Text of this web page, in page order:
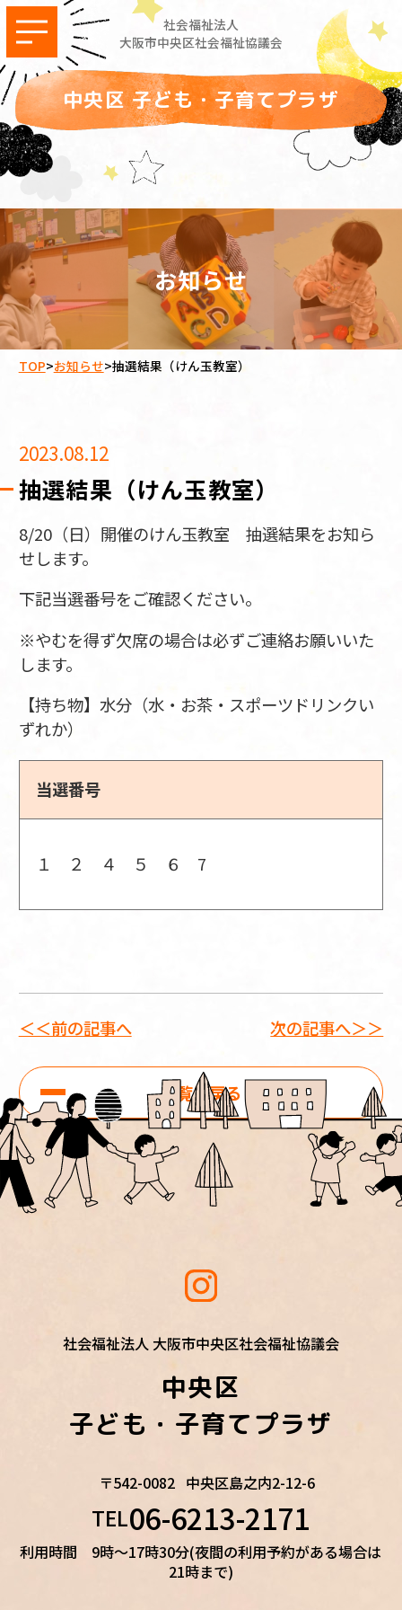
社会福祉法人
大阪市中央区社会福祉協議会
中央区 子ども・子育てプラザ
お知らせ
TOP>お知らせ>抽選結果（けん玉教室）
2023.08.12
抽選結果（けん玉教室）
8/20（日）開催のけん玉教室 抽選結果をお知ら
せします。
下記当選番号をご確認ください。
※やむを得ず欠席の場合は必ずご連絡お願いいた
します。
【持ち物】水分（水・お茶・スポーツドリンクい
ずれか）
当選番号
１ ２ ４ ５ ６ 7
＜＜前の記事へ
一覧に戻る
次の記事へ＞＞
社会福祉法人 大阪市中央区社会福祉協議会
中央区
子ども・子育てプラザ
〒542-0082 中央区島之内2-12-6
TEL06-6213-2171
利用時間 9時～17時30分(夜間の利用予約がある場合は
21時まで)